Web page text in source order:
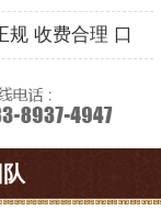
规 收费合理 口